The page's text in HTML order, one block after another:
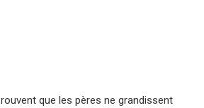
que les pères ne grandissent